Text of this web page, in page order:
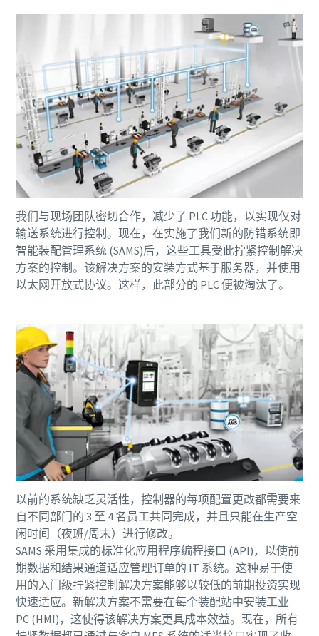
查看我们的行业
是否该校准了？
通过工具校准和认可质保校准，确保生产质量并减少产品
立即正确校准您的工具！
Momentum Talks
了解有关阿特拉斯·科普柯的精彩对话
观看
文档和资源
我们与现场团队密切合作，减少了 PLC 功能，以实现仅对
输送系统进行控制。现在，在实施了我们新的防错系统即
智能装配管理系统 (SAMS)后，这些工具受此拧紧控制解决
方案的控制。该解决方案的安装方式基于服务器，并使用
以太网开放式协议。这样，此部分的 PLC 便被淘汰了。
以前的系统缺乏灵活性，控制器的每项配置更改都需要来
自不同部门的 3 至 4 名员工共同完成，并且只能在生产空
闲时间（夜班/周末）进行修改。
SAMS 采用集成的标准化应用程序编程接口 (API)，以使前
期数据和结果通道适应管理订单的 IT 系统。这种易于使
用的入门级拧紧控制解决方案能够以较低的前期投资实现
快速适应。新解决方案不需要在每个装配站中安装工业
PC (HMI)，这使得该解决方案更具成本效益。现在，所有